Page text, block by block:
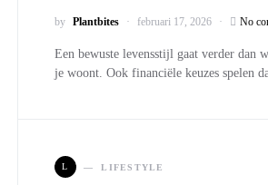
by Plantbites februari 17, 2026 No
Een bewuste levensstijl gaat verder dan
je woont. Ook financiële keuzes spelen
L LIFESTYLE